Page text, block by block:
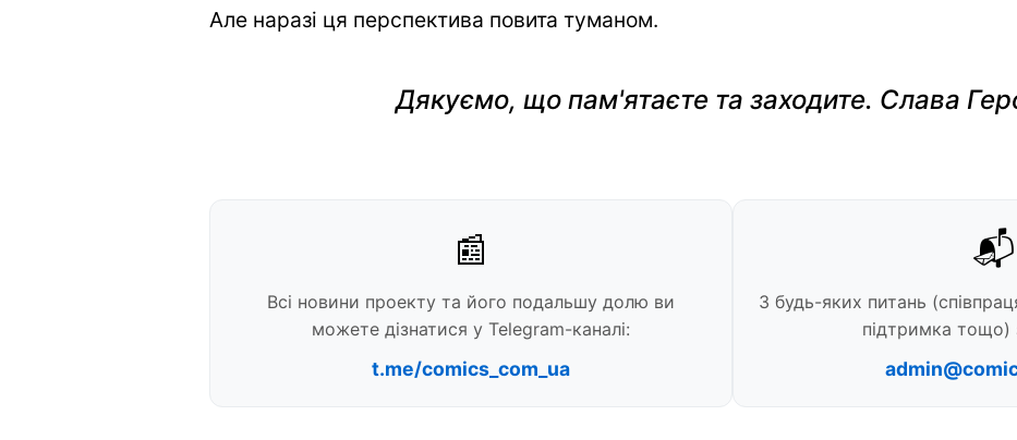
Але наразі ця перспектива повита туманом.
Дякуємо, що пам'ятаєте та заходите. Слава
📰
Всі новини проекту та його подальшу долю ви
можете дізнатися у Telegram-каналі:
t.me/comics_com_ua
📬
З будь-яких питань
підтримка тощо)